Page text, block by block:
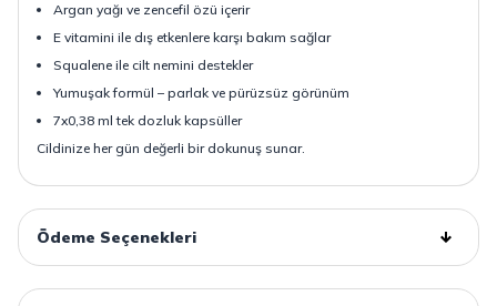
Argan yağı ve zencefil özü içerir
E vitamini ile dış etkenlere karşı bakım sağlar
Squalene ile cilt nemini destekler
Yumuşak formül – parlak ve pürüzsüz görünüm
7x0,38 ml tek dozluk kapsüller
Cildinize her gün değerli bir dokunuş sunar.
Ödeme Seçenekleri